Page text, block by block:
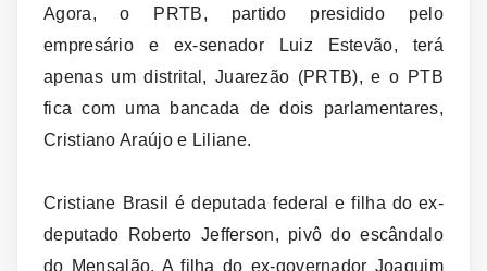
Agora, o PRTB, partido presidido pelo
empresário e ex-senador Luiz Estevão, terá
apenas um distrital, Juarezão (PRTB), e o PTB
fica com uma bancada de dois parlamentares,
Cristiano Araújo e Liliane.
Cristiane Brasil é deputada federal e filha do ex-
deputado Roberto Jefferson, pivô do escândalo
do Mensalão. A filha do ex-governador Joaquim